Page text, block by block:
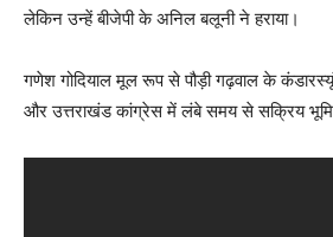
लेकिन उन्हें बीजेपी के अनिल बलूनी ने हराया।
गणेश गोदियाल मूल रूप से पौड़ी गढ़वाल के
और उत्तराखंड कांग्रेस में लंबे समय से सक्रिय